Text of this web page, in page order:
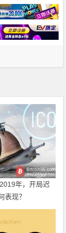
年，开局迟
表现？